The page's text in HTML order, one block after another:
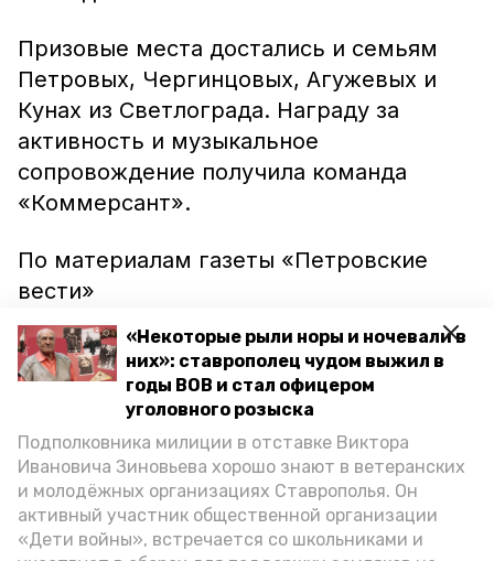
«Некоторые рыли норы и ночевали в
них»: ставрополец чудом выжил в
годы ВОВ и стал офицером
уголовного розыска
Подполковника милиции в отставке Виктора
Ивановича Зиновьева хорошо знают в ветеранских
и молодёжных организациях Ставрополья. Он
активный участник общественной организации
«Дети войны», встречается со школьниками и
Призовые места достались и семьям
Петровых, Чергинцовых, Агужевых и
Кунах из Светлограда. Награду за
активность и музыкальное
сопровождение получила команда
«Коммерсант».
По материалам газеты «Петровские
вести»